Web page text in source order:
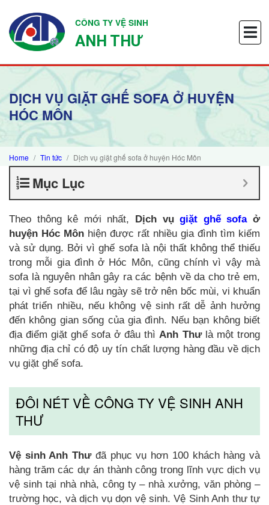
CÔNG TY VỆ SINH
ANH THƯ
DỊCH VỤ GIẶT GHẾ SOFA Ở HUYỆN
HÓC MÔN
Home Tin tức Dịch vụ giặt ghế sofa ở huyện Hóc Môn
Mục Lục
Theo thông kê mới nhất, Dịch vụgiặt ghế sofaở
huyện Hóc Môn hiện được rất nhiều gia đình tìm kiếm
và sử dụng. Bởi vì ghế sofa là nội thất không thể thiếu
trong mỗi gia đình ở Hóc Môn, cũng chính vì vậy mà
sofa là nguyên nhân gây ra các bệnh về da cho trẻ em,
tại vì ghế sofa để lâu ngày sẽ trở nên bốc mùi, vi khuẩn
phát triển nhiều, nếu không vệ sinh rất dễ ảnh hưởng
đến không gian sống của gia đình. Nếu bạn không biết
địa điểm giặt ghế sofa ở đâu thìAnh Thưlà một trong
những địa chỉ có độ uy tín chất lượng hàng đầu về dịch
vụ giặt ghế sofa.
ĐÔI NÉT VỀ CÔNG TY VỆ SINH ANH
THƯ
Vệ sinh Anh Thưđã phục vụ hơn 100 khách hàng và
hàng trăm các dự án thành công trong lĩnh vực dịch vụ
vệ sinh tại nhà nhà, công ty – nhà xưởng, văn phòng –
trường học, và dịch vụ dọn vệ sinh. Vệ Sinh Anh thư tự